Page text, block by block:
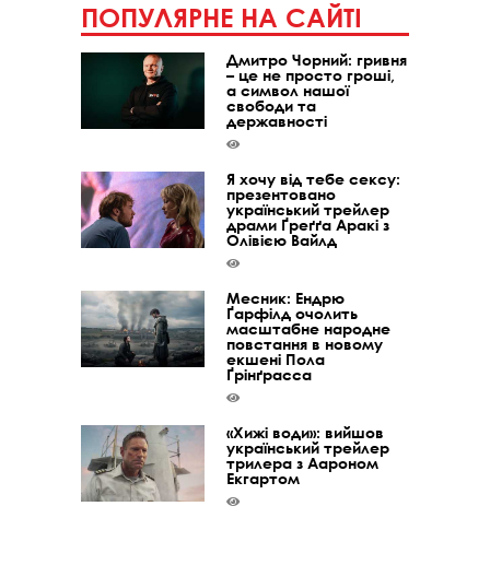
ПОПУЛЯРНЕ НА САЙТІ
Дмитро Чорний: гривня
– це не просто гроші,
а символ нашої
свободи та
державності
Я хочу від тебе сексу:
презентовано
український трейлер
драми Ґреґґа Аракі з
Олівією Вайлд
Месник: Ендрю
Ґарфілд очолить
масштабне народне
повстання в новому
екшені Пола
Ґрінґрасса
«Хижі води»: вийшов
український трейлер
трилера з Аароном
Екгартом